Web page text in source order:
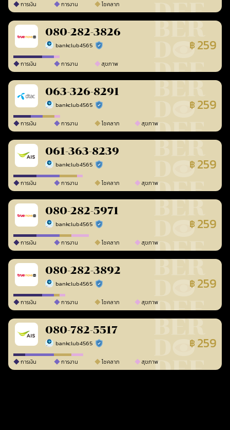
การเงิน การงาน โชคลาภ
080-282-3826
bankclub4565 ร้านยืนยันแล้ว ฿ 259
การเงิน การงาน สุขภาพ
063-326-8291
bankclub4565 ร้านยืนยันแล้ว ฿ 259
การเงิน การงาน โชคลาภ สุขภาพ
061-363-8239
bankclub4565 ร้านยืนยันแล้ว ฿ 259
การเงิน การงาน โชคลาภ สุขภาพ
080-282-5971
bankclub4565 ร้านยืนยันแล้ว ฿ 259
การเงิน การงาน โชคลาภ สุขภาพ
080-282-3892
bankclub4565 ร้านยืนยันแล้ว ฿ 259
การเงิน การงาน โชคลาภ สุขภาพ
080-782-5517
bankclub4565 ร้านยืนยันแล้ว ฿ 259
การเงิน การงาน โชคลาภ สุขภาพ